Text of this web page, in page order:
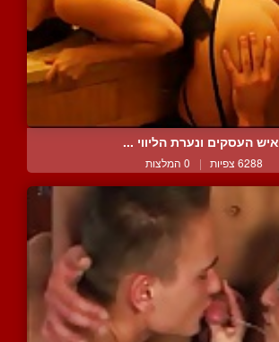
איש העסקים ונערת הליווי ...
6288 צפיות | 0 המלצות